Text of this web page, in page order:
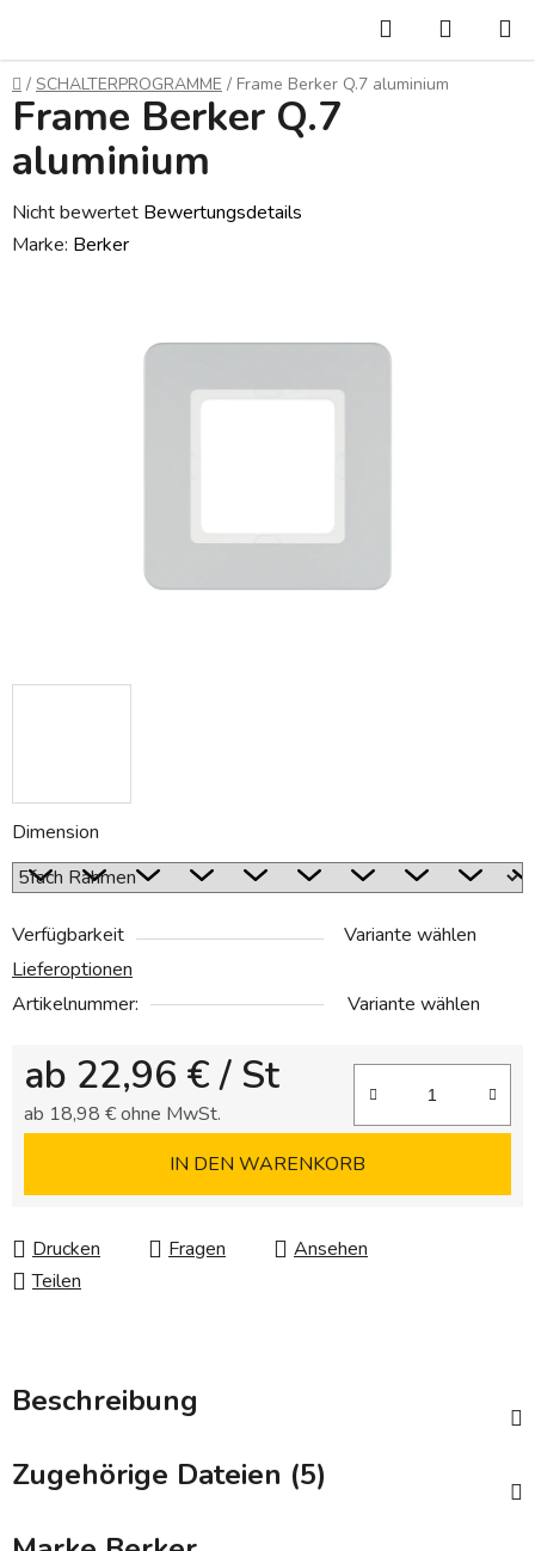
springen
Suchen
Startseite
/ SCHALTERPROGRAMME / Frame Berker Q.7 aluminium
Dimension
Verfügbarkeit
Variante wählen
Lieferoptionen
Artikelnummer:
Variante wählen
ab 22,96 € / St
ab 18,98 €ohne MwSt.
IN DEN WARENKORB
Drucken Fragen
Ansehen
Teilen
Frame Berker Q.7
aluminium
Die
durchschnittliche
Nicht bewertet Bewertungsdetails
Marke: Berker
Beschreibung
Zugehörige Dateien (5)